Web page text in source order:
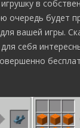
в
очередь будет
вашей игры.
себя